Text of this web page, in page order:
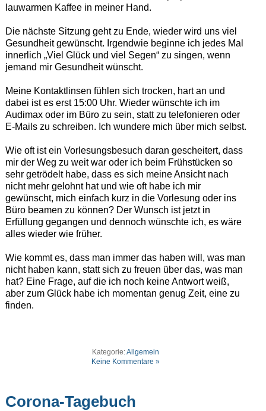
lauwarmen Kaffee in meiner Hand.
Die nächste Sitzung geht zu Ende, wieder wird uns viel
Gesundheit gewünscht. Irgendwie beginne ich jedes Mal
innerlich „Viel Glück und viel Segen“ zu singen, wenn
jemand mir Gesundheit wünscht.
Meine Kontaktlinsen fühlen sich trocken, hart an und
dabei ist es erst 15:00 Uhr. Wieder wünschte ich im
Audimax oder im Büro zu sein, statt zu telefonieren oder
E-Mails zu schreiben. Ich wundere mich über mich selbst.
Wie oft ist ein Vorlesungsbesuch daran gescheitert, dass
mir der Weg zu weit war oder ich beim Frühstücken so
sehr getrödelt habe, dass es sich meine Ansicht nach
nicht mehr gelohnt hat und wie oft habe ich mir
gewünscht, mich einfach kurz in die Vorlesung oder ins
Büro beamen zu können? Der Wunsch ist jetzt in
Erfüllung gegangen und dennoch wünschte ich, es wäre
alles wieder wie früher.
Wie kommt es, dass man immer das haben will, was man
nicht haben kann, statt sich zu freuen über das, was man
hat? Eine Frage, auf die ich noch keine Antwort weiß,
aber zum Glück habe ich momentan genug Zeit, eine zu
finden.
Kategorie:Allgemein
Keine Kommentare »
Corona-Tagebuch